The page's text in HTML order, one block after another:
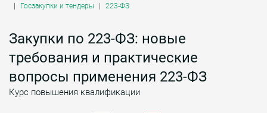
Госзакупки и тендеры
223-ФЗ
Закупки по 223-ФЗ: новые
требования и практические
вопросы применения 223-ФЗ
Курс повышения квалификации
Даю согласие на обработку персональных
конфиденциальности
Заказать